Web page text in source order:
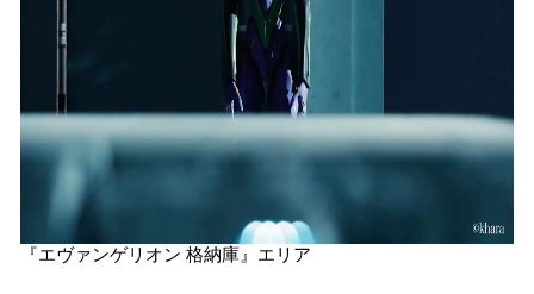
『エヴァンゲリオン 格納庫』エリア